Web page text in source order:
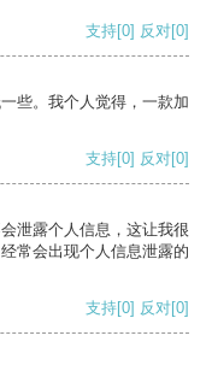
支持[0] 反对[0]
些。我个人觉得，一款加
支持[0] 反对[0]
泄露个人信息，这让我很
常会出现个人信息泄露的
支持[0] 反对[0]